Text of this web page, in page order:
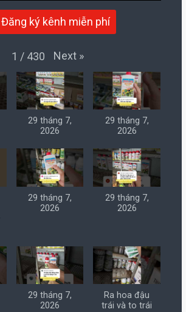
Đăng ký kênh miễn phí
1 / 430 Next »
29 tháng 7,
2026
29 tháng 7,
2026
29 tháng 7,
2026
29 tháng 7,
2026
29 tháng 7,
2026
Ra hoa đậu
trái và to trái